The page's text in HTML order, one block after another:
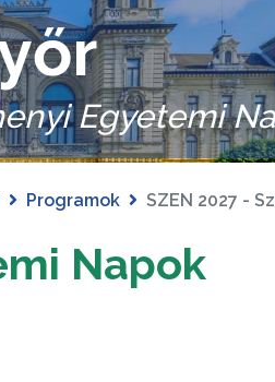
Egyetemi
Programok SZEN 2027 -
Napok